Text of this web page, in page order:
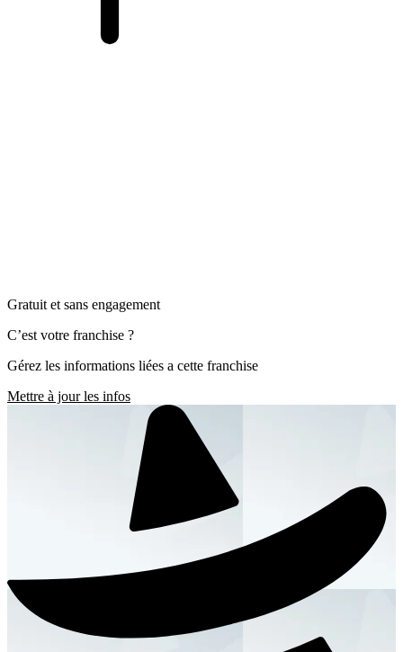
Gratuit et sans engagement
C’est votre franchise ?
Gérez les informations liées a cette franchise
Mettre à jour les infos